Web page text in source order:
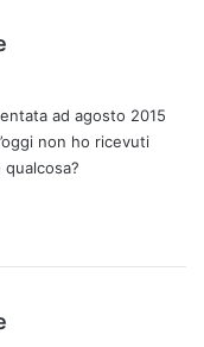
e
t
t
ad agosto 2015
non ho ricevuti